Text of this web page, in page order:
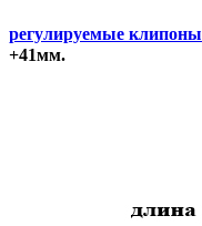
регулируемые клипоны
+41мм.